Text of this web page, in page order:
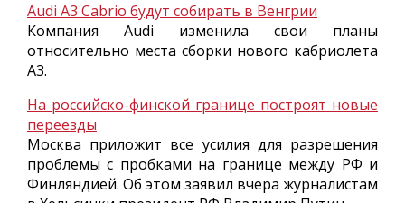
Audi A3 Cabrio будут собирать в Венгрии
Компания Audi изменила свои планы
относительно места сборки нового кабриолета
A3.
На российско-финской границе построят новые
переезды
Москва приложит все усилия для разрешения
проблемы с пробками на границе между РФ и
Финляндией. Об этом заявил вчера журналистам